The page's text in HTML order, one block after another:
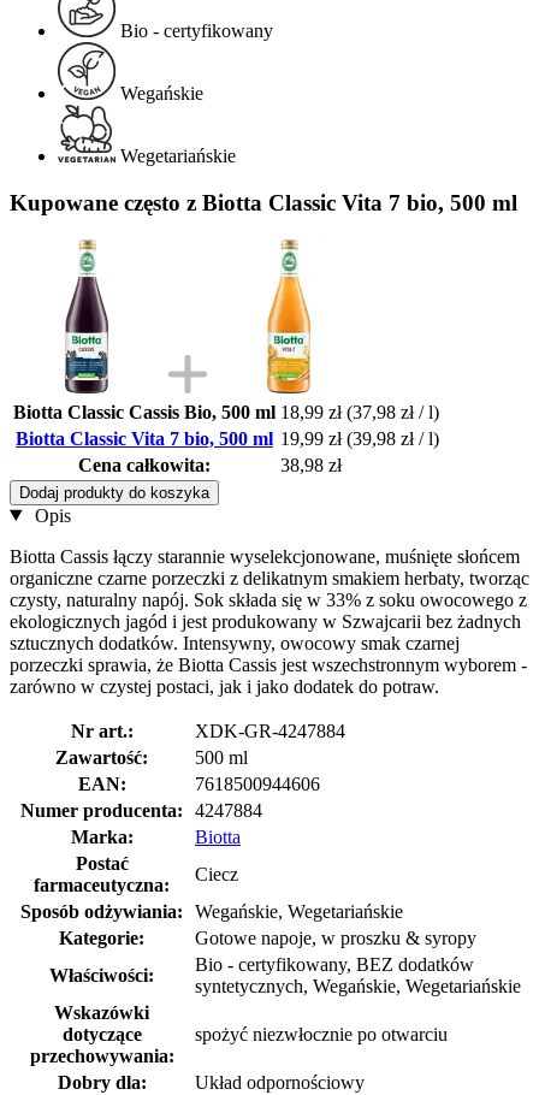
Bio - certyfikowany
Wegańskie
Wegetariańskie
Kupowane często z Biotta Classic Vita 7 bio, 500 ml
Biotta Classic Cassis Bio, 500 ml 18,99 zł (37,98 zł / l)
Biotta Classic Vita 7 bio, 500 ml 19,99 zł (39,98 zł / l)
Cena całkowita:
38,98 zł
Dodaj produkty do koszyka
Opis
Biotta Cassis łączy starannie wyselekcjonowane, muśnięte słońcem
organiczne czarne porzeczki z delikatnym smakiem herbaty, tworząc
czysty, naturalny napój. Sok składa się w 33% z soku owocowego z
ekologicznych jagód i jest produkowany w Szwajcarii bez żadnych
sztucznych dodatków. Intensywny, owocowy smak czarnej
porzeczki sprawia, że Biotta Cassis jest wszechstronnym wyborem -
zarówno w czystej postaci, jak i jako dodatek do potraw.
Nr art.:
XDK-GR-4247884
Zawartość:
500 ml
EAN:
7618500944606
Numer producenta:
4247884
Marka:
Biotta
Postać
farmaceutyczna:
Ciecz
Sposób odżywiania:
Wegańskie, Wegetariańskie
Kategorie:
Gotowe napoje, w proszku & syropy
Właściwości:
Bio - certyfikowany, BEZ dodatków
syntetycznych, Wegańskie, Wegetariańskie
Wskazówki
dotyczące
przechowywania:
spożyć niezwłocznie po otwarciu
Dobry dla:
Układ odpornościowy